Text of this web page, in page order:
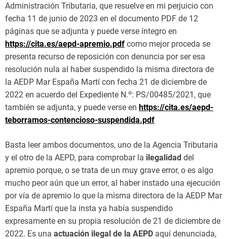
Administración Tributaria, que resuelve en mi perjuicio con
fecha 11 de junio de 2023 en el documento PDF de 12
páginas que se adjunta y puede verse íntegro en
https://cita.es/aepd-apremio.pdf como mejor proceda se
presenta recurso de reposición con denuncia por ser esa
resolución nula al haber suspendido la misma directora de
la AEDP Mar España Martí con fecha 21 de diciembre de
2022 en acuerdo del Expediente N.º: PS/00485/2021, que
también se adjunta, y puede verse en https://cita.es/aepd-
teborramos-contencioso-suspendida.pdf
Basta leer ambos documentos, uno de la Agencia Tributaria
y el otro de la AEPD, para comprobar la ilegalidad del
apremio porque, o se trata de un muy grave error, o es algo
mucho peor aún que un error, al haber instado una ejecución
por vía de apremio lo que la misma directora de la AEDP Mar
España Martí que la insta ya había suspendido
expresamente en su propia resolución de 21 de diciembre de
2022. Es una actuación ilegal de la AEPD aquí denunciada,